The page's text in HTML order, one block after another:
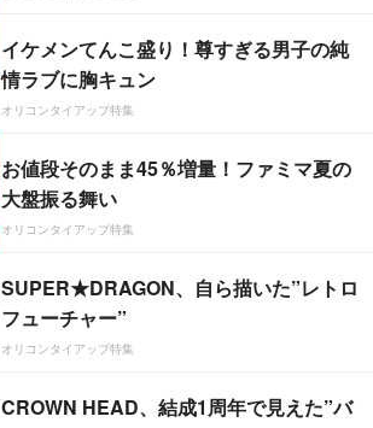
イケメンてんこ盛り！尊すぎる男子の純
情ラブに胸キュン
オリコンタイアップ特集
お値段そのまま45％増量！ファミマ夏の
大盤振る舞い
オリコンタイアップ特集
SUPER★DRAGON、自ら描いた”レトロ
フューチャー”
オリコンタイアップ特集
CROWN HEAD、結成1周年で見えた”バ